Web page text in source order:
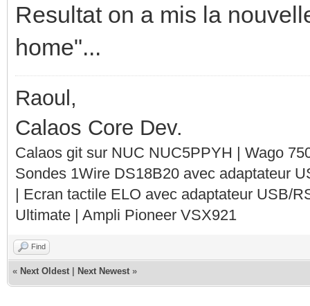
Resultat on a mis la
home"...
Raoul,
Calaos Core Dev.
Calaos git sur NUC NUC5PPYH | Wago
Sondes 1Wire DS18B20 avec adaptateur
| Ecran tactile ELO avec adaptateur USB/
Ultimate | Ampli Pioneer VSX921
Find
« Next Oldest Next Newest »